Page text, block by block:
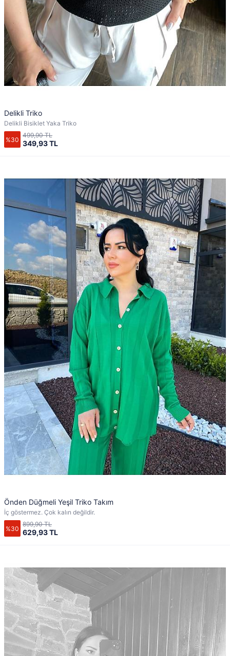
Delikli Triko
Delikli Bisiklet Yaka Triko
%30 349,93 TL
499,90 TL
Önden Düğmeli Yeşil Triko Takım
İç göstermez. Çok kalın değildir.
%30 629,93 TL
899,90 TL